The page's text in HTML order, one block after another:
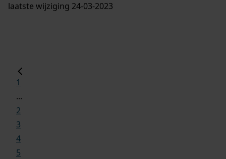
laatste wijziging 24-03-2023
1
...
2
3
4
5